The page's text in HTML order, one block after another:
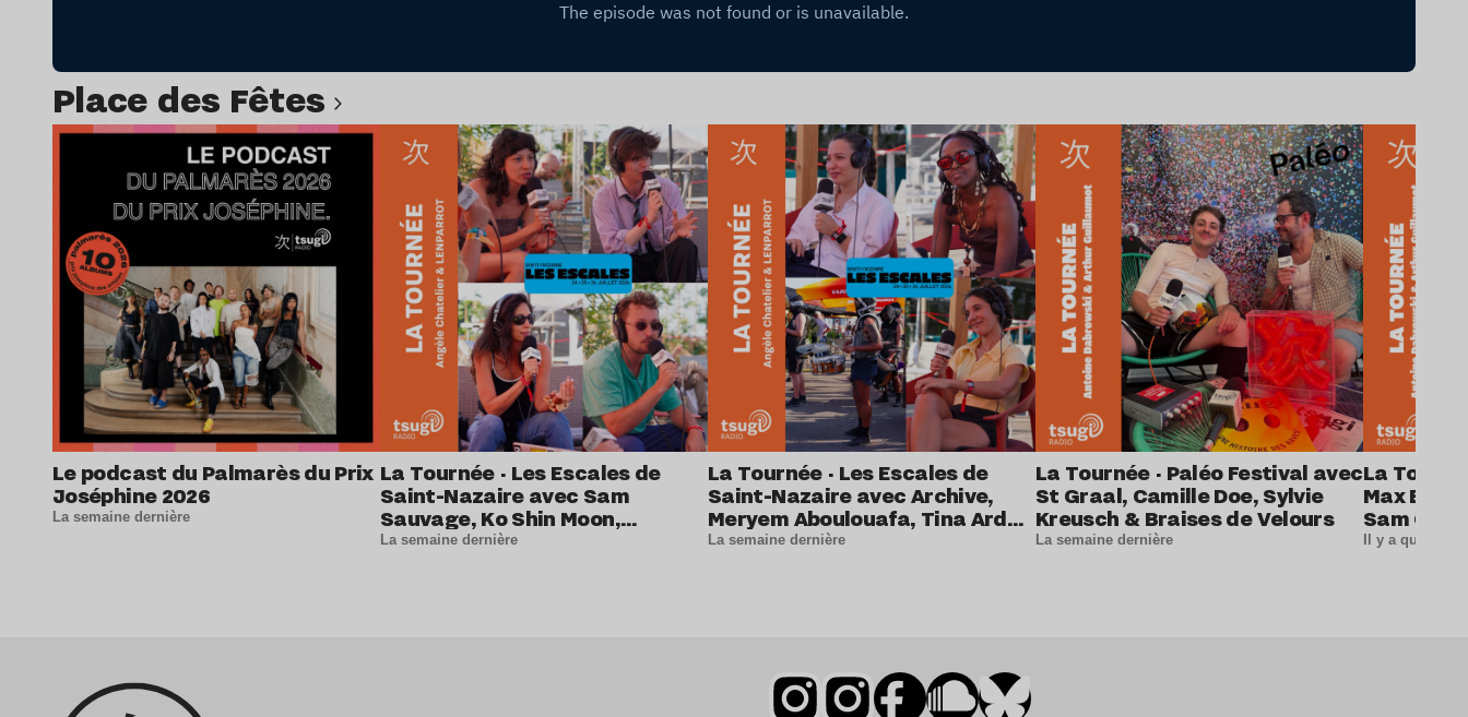
Place des Fêtes
Le podcast du Palmarès du Prix
Joséphine 2026
La semaine dernière
La Tournée · Les Escales de
Saint-Nazaire avec Sam
Sauvage, Ko Shin Moon,
Yasmine Hamdan, Bamba Crew
La semaine dernière
La Tournée · Les Escales de
Saint-Nazaire avec Archive,
Meryem Aboulouafa, Tina Ardor,
Flo Massé et Yann Bieuzent
La semaine dernière
La Tournée · Paléo Festival avec
St Graal, Camille Doe, Sylvie
Kreusch & Braises de Velours
La semaine dernière
Lire l’article
La
Max
Sam
Il y a quelques
Lire l’article Lire l’article Lire l’article